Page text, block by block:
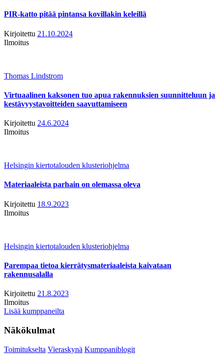
PIR-katto pitää pintansa kovillakin keleillä
Kirjoitettu 21.10.2024
Ilmoitus
Thomas Lindstrom
Virtuaalinen kaksonen tuo apua rakennuksien suunnitteluun ja
kestävyystavoitteiden saavuttamiseen
Kirjoitettu 24.6.2024
Ilmoitus
Helsingin kiertotalouden klusteriohjelma
Materiaaleista parhain on olemassa oleva
Kirjoitettu 18.9.2023
Ilmoitus
Helsingin kiertotalouden klusteriohjelma
Parempaa tietoa kierrätysmateriaaleista kaivataan
rakennusalalla
Kirjoitettu 21.8.2023
Ilmoitus
Lisää kumppaneilta
Näkökulmat
Toimitukselta Vieraskynä Kumppaniblogit